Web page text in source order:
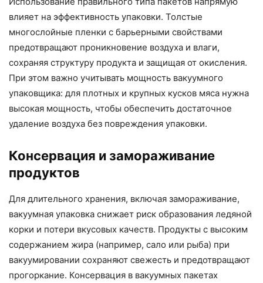
влияет на эффективность упаковки. Толстые
многослойные пленки с барьерными свойствами
предотвращают проникновение воздуха и влаги,
сохраняя структуру продукта и защищая от окисления.
При этом важно учитывать мощность вакуумного
упаковщика: для плотных и крупных кусков мяса нужна
высокая мощность, чтобы обеспечить достаточное
удаление воздуха без повреждения упаковки.
Консервация и замораживание
продуктов
Для длительного хранения, включая замораживание,
вакуумная упаковка снижает риск образования ледяной
корки и потери вкусовых качеств. Продукты с высоким
содержанием жира (например, сало или рыба) при
вакуумировании сохраняют свежесть и предотвращают
прогоркание. Консервация в вакуумных пакетах